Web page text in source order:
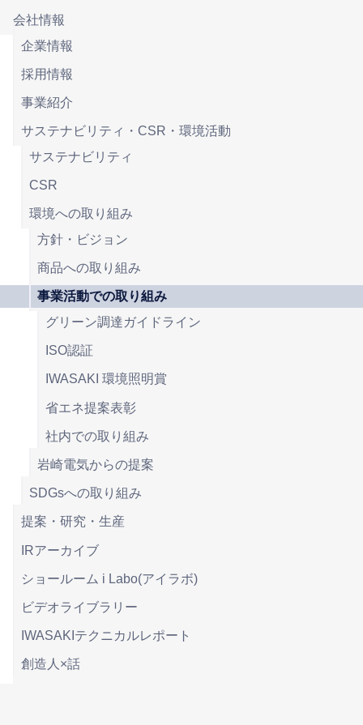
会社情報
企業情報
採用情報
事業紹介
サステナビリティ・CSR・環境活動
サステナビリティ
CSR
環境への取り組み
方針・ビジョン
商品への取り組み
事業活動での取り組み
グリーン調達ガイドライン
ISO認証
IWASAKI 環境照明賞
省エネ提案表彰
社内での取り組み
岩崎電気からの提案
SDGsへの取り組み
提案・研究・生産
IRアーカイブ
ショールーム i Labo(アイラボ)
ビデオライブラリー
IWASAKIテクニカルレポート
創造人×話